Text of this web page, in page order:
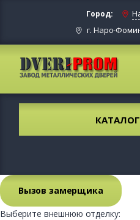
Город:
г. Наро-
Вызов замерщика
Выберите внешнюю отделку: